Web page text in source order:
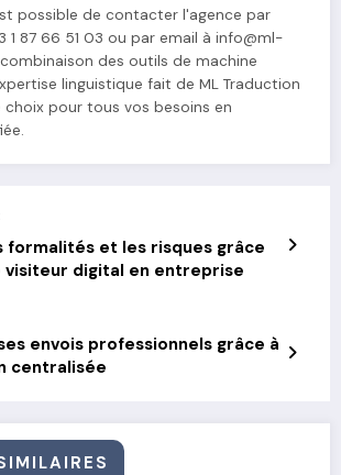
possible de contacter l'agence par
1 87 66 51 03 ou par email à info@ml-
des outils de machine
linguistique fait de ML Traduction
pour tous vos besoins en
formalités et les risques grâce
visiteur digital en entreprise
envois professionnels grâce à
centralisée